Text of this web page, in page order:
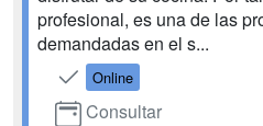
profesional, es una de las
demandadas en el s...
Online
Consultar